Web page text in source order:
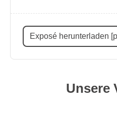
Exposé herunterladen
Unsere